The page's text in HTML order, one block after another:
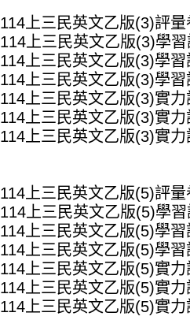
114上三民英文乙版(3)評量
114上三民英文乙版(3)學
114上三民英文乙版(3)學
114上三民英文乙版(3)學
114上三民英文乙版(3)實
114上三民英文乙版(3)實
114上三民英文乙版(3)實
114上三民英文乙版(5)評量
114上三民英文乙版(5)學
114上三民英文乙版(5)學
114上三民英文乙版(5)學
114上三民英文乙版(5)實
114上三民英文乙版(5)實
114上三民英文乙版(5)實